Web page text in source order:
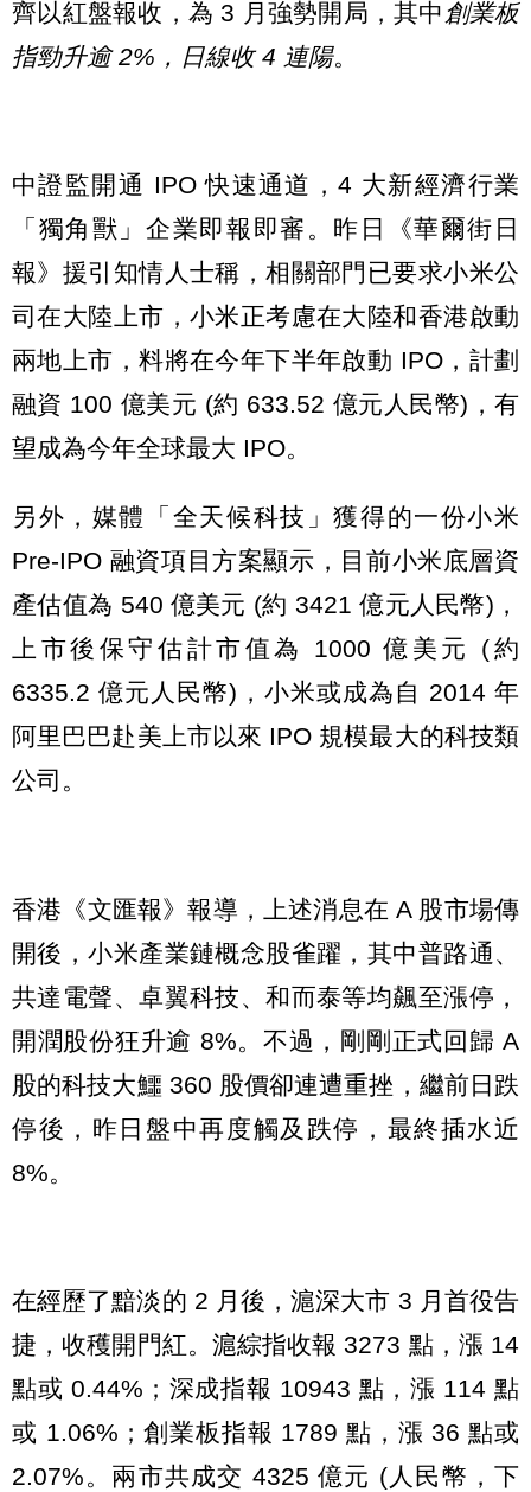
齊以紅盤報收，為 3 月強勢開局，其中 創業板
指勁升逾 2%，日線收 4 連陽。
中證監開通 IPO 快速通道，4 大新經濟行業
「獨角獸」企業即報即審。昨日《華爾街日
報》援引知情人士稱，相關部門已要求小米公
司在大陸上市，小米正考慮在大陸和香港啟動
兩地上市，料將在今年下半年啟動 IPO，計劃
融資 100 億美元 (約 633.52 億元人民幣)，有
望成為今年全球最大 IPO。
另外，媒體「全天候科技」獲得的一份小米
Pre-IPO 融資項目方案顯示，目前小米底層資
產估值為 540 億美元 (約 3421 億元人民幣)，
上市後保守估計市值為 1000 億美元 (約
6335.2 億元人民幣)，小米或成為自 2014 年
阿里巴巴赴美上市以來 IPO 規模最大的科技類
公司。
香港《文匯報》報導，上述消息在 A 股市場傳
開後，小米產業鏈概念股雀躍，其中普路通、
共達電聲、卓翼科技、和而泰等均飆至漲停，
開潤股份狂升逾 8%。不過，剛剛正式回歸 A
股的科技大鱷 360 股價卻連遭重挫，繼前日跌
停後，昨日盤中再度觸及跌停，最終插水近
8%。
在經歷了黯淡的 2 月後，滬深大市 3 月首役告
捷，收穫開門紅。滬綜指收報 3273 點，漲 14
點或 0.44%；深成指報 10943 點，漲 114 點
或 1.06%；創業板指報 1789 點，漲 36 點或
2.07%。兩市共成交 4325 億元 (人民幣，下